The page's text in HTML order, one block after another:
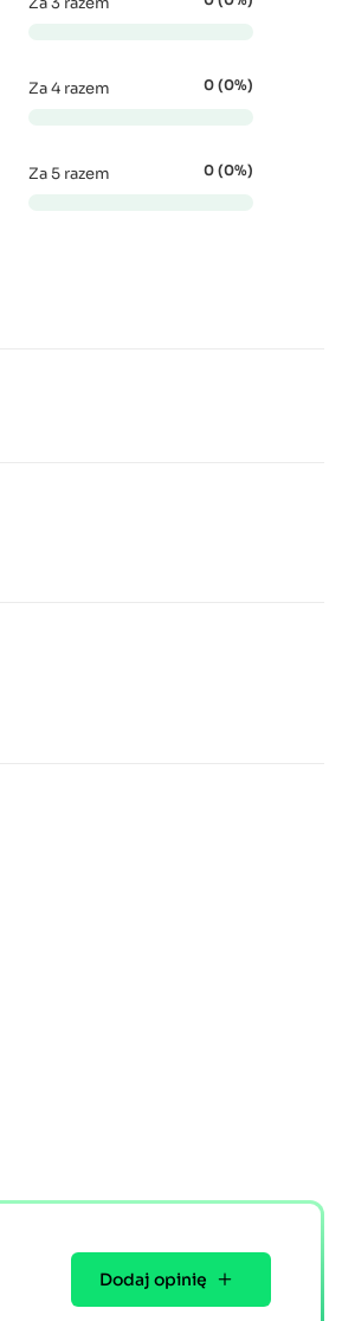
Za 4 razem 0 (0%)
Za 5 razem 0 (0%)
Dodaj opinię